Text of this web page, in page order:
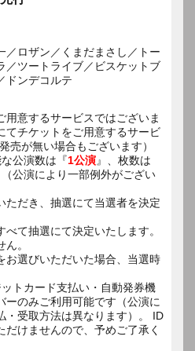
／ロザン／くまだまさし／トー
／ツートライブ／ビスケットブ
ドンデコルテ
用意するサービスではございま
てチケットをご用意するサービ
売が無い場合もございます）
公演数は『1公演』、枚数は
公演により一部例外がござい
ただき、抽選にて当選者を決定
べて抽選にて決定いたします。
。
お選びいただいた場合、当選時
トカード支払い・自動発券機
ーのみご利用可能です（公演に
・受取方法は異なります）。 ID
だけませんので、予めご了承く